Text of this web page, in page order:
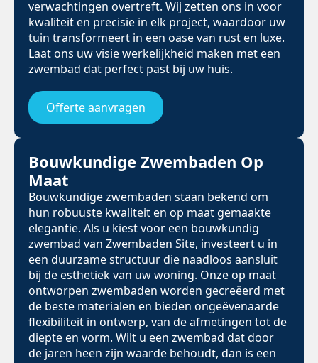
verwachtingen overtreft. Wij zetten ons in voor
kwaliteit en precisie in elk project, waardoor uw
tuin transformeert in een oase van rust en luxe.
Laat ons uw visie werkelijkheid maken met een
zwembad dat perfect past bij uw huis.
Offerte aanvragen
Bouwkundige Zwembaden Op
Maat
Bouwkundige zwembaden staan bekend om
hun robuuste kwaliteit en op maat gemaakte
elegantie. Als u kiest voor een bouwkundig
zwembad van Zwembaden Site, investeert u in
een duurzame structuur die naadloos aansluit
bij de esthetiek van uw woning. Onze op maat
ontworpen zwembaden worden gecreëerd met
de beste materialen en bieden ongeëvenaarde
flexibiliteit in ontwerp, van de afmetingen tot de
diepte en vorm. Wilt u een zwembad dat door
de jaren heen zijn waarde behoudt, dan is een